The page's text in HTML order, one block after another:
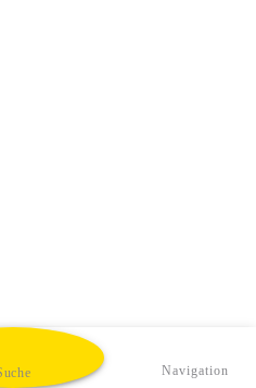
Navigation